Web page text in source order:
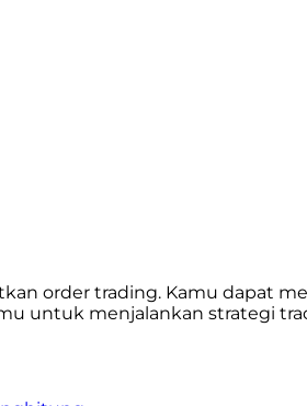
order trading. Kamu dapat
untuk menjalankan strategi